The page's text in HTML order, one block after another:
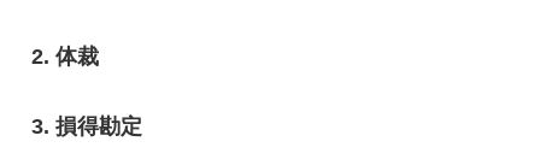
体裁
損得勘定